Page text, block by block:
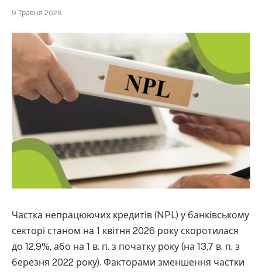
9 Травня 2026
Частка непрацюючих кредитів (NPL) у банківському
секторі станом на 1 квітня 2026 року скоротилася
до 12,9%, або на 1 в. п. з початку року (на 13,7 в. п. з
березня 2022 року). Факторами зменшення частки